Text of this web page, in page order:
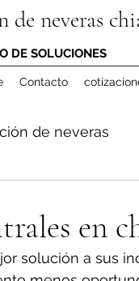
de neveras
DE SOLUCIONES
Contacto
de neveras
en
solución a sus